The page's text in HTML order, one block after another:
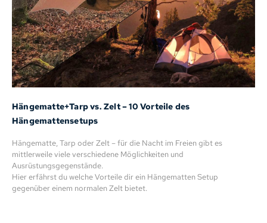
Hängematte+Tarp vs. Zelt – 10 Vorteile des
Hängemattensetups
Hängematte, Tarp oder Zelt – für die Nacht im Freien gibt es
mittlerweile viele verschiedene Möglichkeiten und
Ausrüstungsgegenstände.
Hier erfährst du welche Vorteile dir ein Hängematten Setup
gegenüber einem normalen Zelt bietet.